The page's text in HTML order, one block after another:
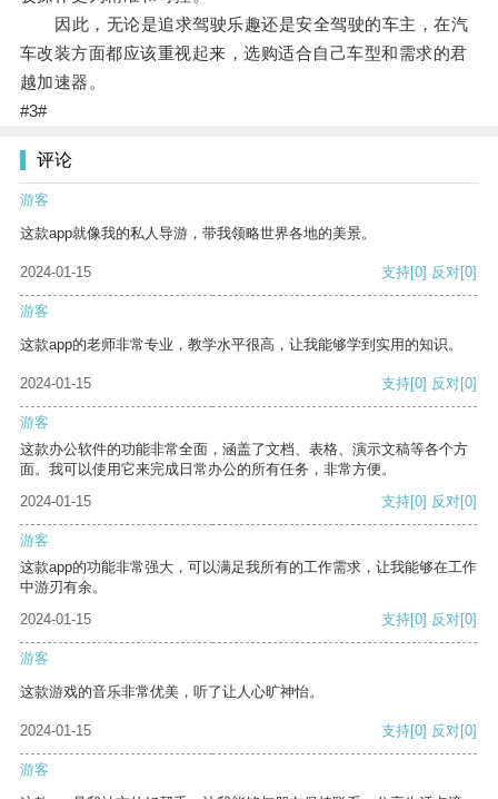
因此，无论是追求驾驶乐趣还是安全驾驶的车主，在汽
车改装方面都应该重视起来，选购适合自己车型和需求的君
越加速器。
#3#
评论
游客
这款app就像我的私人导游，带我领略世界各地的美景。
2024-01-15 支持[0] 反对[0]
游客
这款app的老师非常专业，教学水平很高，让我能够学到实用的知识。
2024-01-15 支持[0] 反对[0]
游客
这款办公软件的功能非常全面，涵盖了文档、表格、演示文稿等各个方
面。我可以使用它来完成日常办公的所有任务，非常方便。
2024-01-15
支持[0] 反对[0]
游客
这款app的功能非常强大，可以满足我所有的工作需求，让我能够在工作
中游刃有余。
2024-01-15
支持[0] 反对[0]
游客
这款游戏的音乐非常优美，听了让人心旷神怡。
2024-01-15 支持[0] 反对[0]
游客